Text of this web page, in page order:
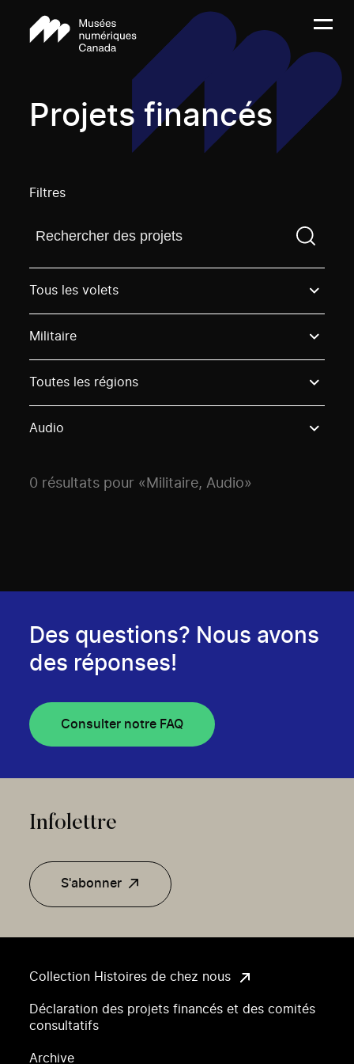
Projets financés
Filtres
Trouvez un projetVous devez saisir un terme de
Tous les volets
Militaire
Toutes les régions
Audio
0 résultats pour «Militaire, Audio»
Collection Histoires de chez nous
Déclaration des projets financés et des comités
consultatifs
Archive
Des questions? Nous avons
des réponses!
Consulter notre FAQ
Infolettre
S'abonner